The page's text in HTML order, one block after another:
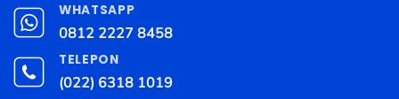
WHATSAPP
0812 2227 8458
TELEPON
(022) 6318 1019